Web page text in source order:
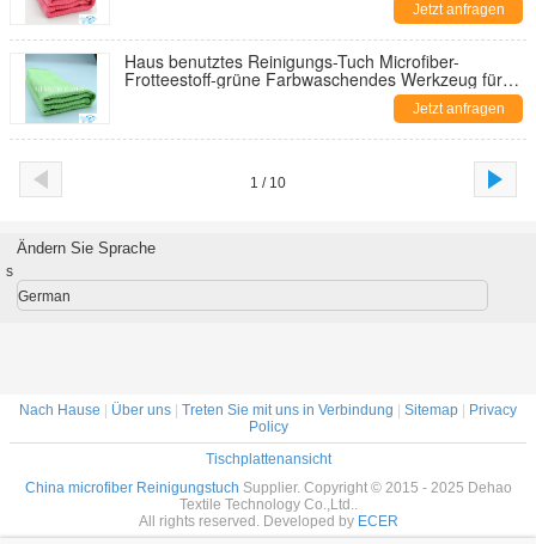
Jetzt anfragen
Haus benutztes Reinigungs-Tuch Microfiber-
Frotteestoff-grüne Farbwaschendes Werkzeug für
Jetzt anfragen
1 / 10
Ändern Sie Sprache
s
German
Nach Hause Über uns Treten Sie mit uns in Verbindung Sitemap
Privacy
Policy
Tischplattenansicht
China microfiber Reinigungstuch Supplier. Copyright © 2015 - 2025 Dehao
Textile Technology Co.,Ltd..
All rights reserved. Developed by ECER